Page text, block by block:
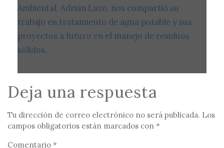
Ambiental, Adrián Lazo, nos compartió su
trabajo en tratamiento de agua potable y sus
proyectos a futuro en el manejo de residuos
sólidos.
Deja una respuesta
Tu dirección de correo electrónico no será publicada. Los
campos obligatorios están marcados con *
Comentario *